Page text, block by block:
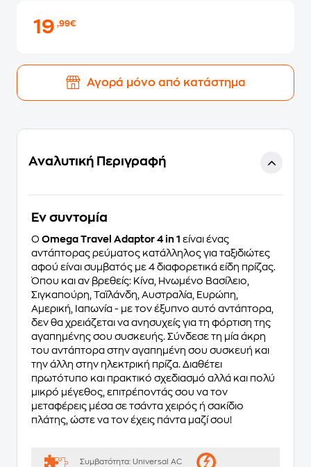
19,99€
Αγορά μόνο από κατάστημα
Αναλυτική Περιγραφή
Eν συντομία
Ο Omega Travel Adaptor 4 in 1 είναι ένας
αντάπτορας ρεύματος κατάλληλος για ταξιδιώτες
αφού είναι συμβατός με 4 διαφορετικά είδη πρίζας.
Όπου και αν βρεθείς: Κίνα, Ηνωμένο Βασίλειο,
Σιγκαπούρη, Ταϊλάνδη, Αυστραλία, Ευρώπη,
Αμερική, Ιαπωνία - με τον έξυπνο αυτό αντάπτορα,
δεν θα χρειάζεται να ανησυχείς για τη φόρτιση της
αγαπημένης σου συσκευής. Σύνδεσε τη μία άκρη
του αντάπτορα στην αγαπημένη σου συσκευή και
την άλλη στην ηλεκτρική πρίζα. Διαθέτει
πρωτότυπο και πρακτικό σχεδιασμό αλλά και πολύ
μικρό μέγεθος, επιτρέποντάς σου να τον
μεταφέρεις μέσα σε τσάντα χειρός ή σακίδιο
πλάτης, ώστε να τον έχεις πάντα μαζί σου!
Συμβατότητα: Universal AC